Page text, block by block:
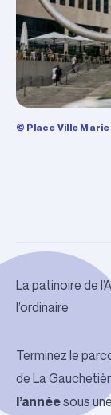
© Place Ville Marie
La patinoire de
l’ordinaire
Terminez le
de La
l’annéesous